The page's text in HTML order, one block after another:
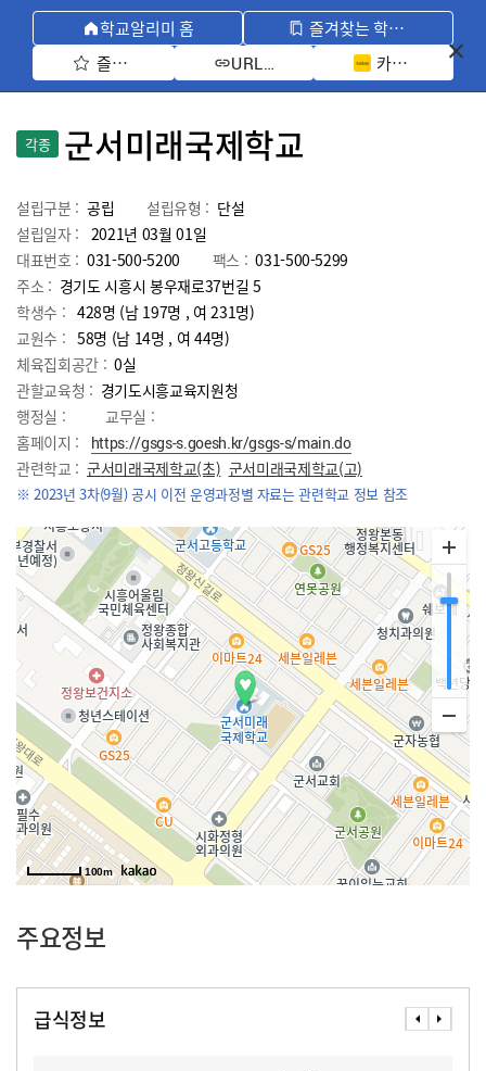
학교알리미 홈
즐겨찾는 학교 모아보기
즐겨찾기 선택
URL 복사 카카오톡 공유
각종 군서미래국제학교
설립구분 : 공립 설립유형 : 단설
설립일자 : 2021년 03월 01일
대표번호 : 031-500-5200 팩스 : 031-500-5299
주소 : 경기도 시흥시 봉우재로37번길 5
학생수 : 428명 (남 197명 , 여 231명)
교원수 : 58명 (남 14명 , 여 44명)
체육집회공간 : 0실
관할교육청 : 경기도시흥교육지원청
행정실 :
교무실 :
홈페이지 :
https://gsgs-s.goesh.kr/gsgs-s/main.do
관련학교 : 군서미래국제학교(초) 군서미래국제학교(고)
※ 2023년 3차(9월) 공시 이전 운영과정별 자료는 관련학교 정보 참조
100m
주요정보
급식정보